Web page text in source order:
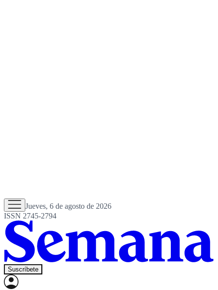
Jueves, 6 de agosto de 2026
ISSN 2745-2794
Suscríbete